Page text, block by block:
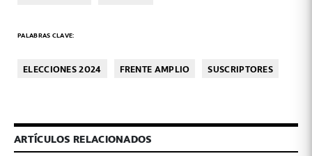
PALABRAS CLAVE:
ELECCIONES 2024 FRENTE AMPLIO SUSCRIPTORES
ARTÍCULOS RELACIONADOS